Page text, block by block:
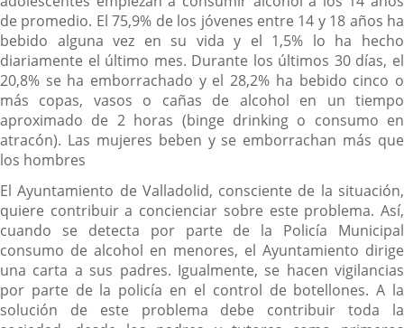
de promedio. El 75,9% de los jóvenes entre 14 y 18 años ha
bebido alguna vez en su vida y el 1,5% lo ha hecho
diariamente el último mes. Durante los últimos 30 días, el
20,8% se ha emborrachado y el 28,2% ha bebido cinco o
más copas, vasos o cañas de alcohol en un tiempo
aproximado de 2 horas (binge drinking o consumo en
atracón). Las mujeres beben y se emborrachan más que
los hombres
El Ayuntamiento de Valladolid, consciente de la situación,
quiere contribuir a concienciar sobre este problema. Así,
cuando se detecta por parte de la Policía Municipal
consumo de alcohol en menores, el Ayuntamiento dirige
una carta a sus padres. Igualmente, se hacen vigilancias
por parte de la policía en el control de botellones. A la
solución de este problema debe contribuir toda la